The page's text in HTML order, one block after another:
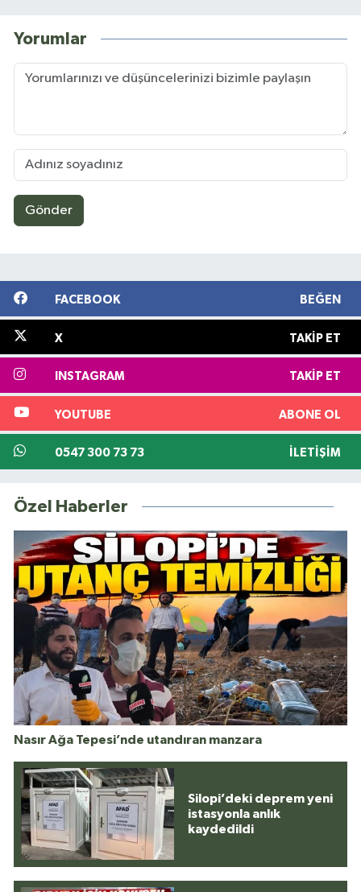
Yorumlar
Gönder
FACEBOOK BEĞEN
X TAKIP ET
INSTAGRAM TAKIP ET
YOUTUBE ABONE OL
0547 300 73 73 İLETIŞIM
Özel Haberler
Nasır Ağa Tepesi’nde utandıran manzara
Silopi’deki deprem yeni
istasyonla anlık
kaydedildi